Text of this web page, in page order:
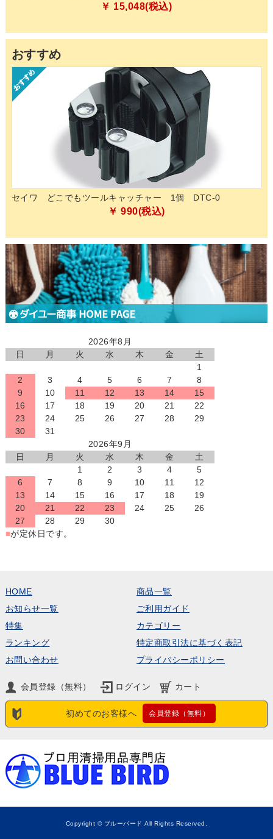
032X-SP/C264-045X-SP
おすすめ
ペンギンワックス メディックAg 速乾プラス 18L 樹脂ワックス
2026年8月
日
月 火 水 木 金
土
1
2
3 4 5 6 7
8
9
10 11 12 13 14
15
16
17 18 19 20 21
22
23
24 25 26 27 28
29
30
31
2026年9月
日
月 火 水 木 金
土
1
2 3 4
5
6
7 8 9 10 11
12
13
14 15 16 17 18
19
20
21 22 23 24 25
26
27
28 29
30
■が定休日です。
HOME
商品一覧
お知らせ一覧
ご利用ガイド
特集
カテゴリー
ランキング
特定商取引法に基づく表記
お問い合わせ
プライバシーポリシー
会員登録（無料） ログイン カート
初めてのお客様へ 会員登録（無料）
Copyright © ブルーバード All Rights Reserved.